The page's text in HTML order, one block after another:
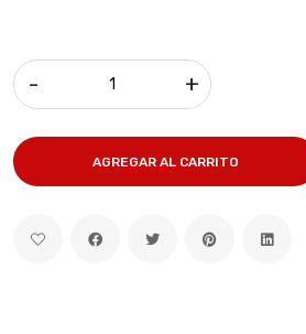
- +
AGREGAR AL CARRITO